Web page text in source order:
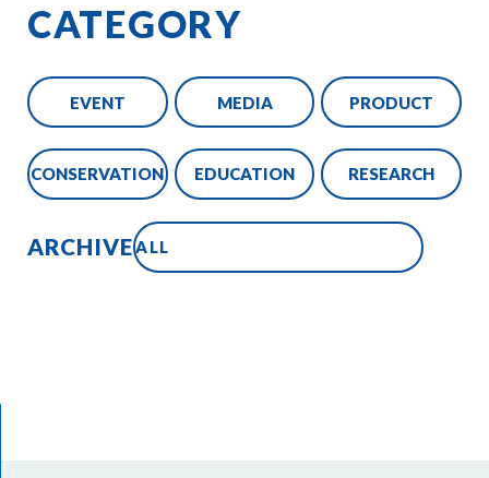
CATEGORY
EVENT MEDIA PRODUCT
CONSERVATION EDUCATION RESEARCH
ARCHIVE